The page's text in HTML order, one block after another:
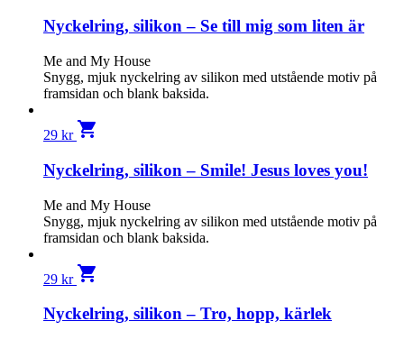
Nyckelring, silikon – Se till mig som liten är
Me and My House
Snygg, mjuk nyckelring av silikon med utstående motiv på
framsidan och blank baksida.
29 kr shopping_cart
Nyckelring, silikon – Smile! Jesus loves you!
Me and My House
Snygg, mjuk nyckelring av silikon med utstående motiv på
framsidan och blank baksida.
29 kr shopping_cart
Nyckelring, silikon – Tro, hopp, kärlek